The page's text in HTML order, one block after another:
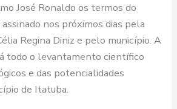
José Ronaldo os termos do
nos próximos dias pela
Regina Diniz e pelo município. A
todo o levantamento científico
e das potencialidades
de Itatuba.